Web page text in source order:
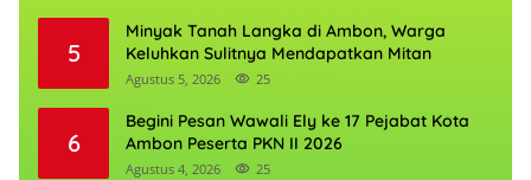
5
Minyak Tanah Langka di Ambon, Warga
Keluhkan Sulitnya Mendapatkan Mitan
Agustus 5, 2026 25
6
Begini Pesan Wawali Ely ke 17 Pejabat Kota
Ambon Peserta PKN II 2026
Agustus 4, 2026 25